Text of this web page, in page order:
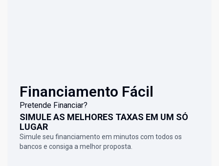
Financiamento Fácil
Pretende Financiar?
SIMULE AS MELHORES TAXAS EM UM SÓ
LUGAR
Simule seu financiamento em minutos com todos os
bancos e consiga a melhor proposta.